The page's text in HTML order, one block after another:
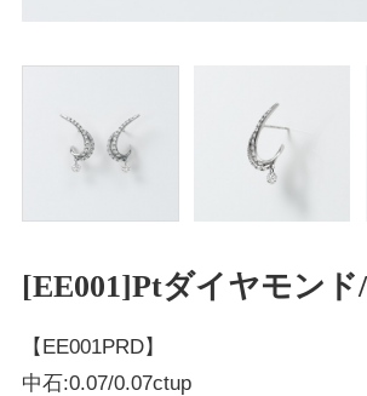
[EE001]Ptダイヤモンド
【EE001PRD】
中石:0.07/0.07ctup